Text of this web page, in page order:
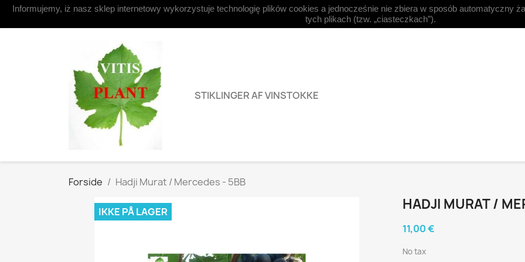
Kontakt os Dansk Valuta:EUR € 
STIKLINGER AF VINSTOKKE
Forside Hadji Murat / Mercedes - 5BB
IKKE PÅ LAGER HADJI MURAT /
11,00 €
No tax
Informujemy, iż nasz sklep internetowy wykorzystuje technologię plików cookies a jednocześnie nie zbiera w sposób automatyczny
tych plikach (tzw. „ciasteczkach”).